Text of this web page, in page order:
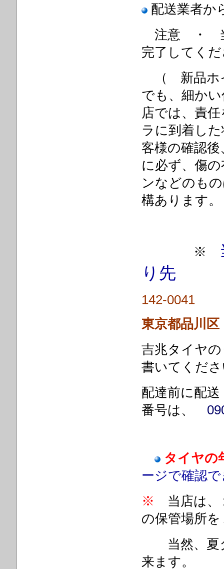
配送業者
注意 ・ 当
完了してく
（ 新品
でも、細か
店では、責
ラに到着し
客様の確認
に必ず、傷
ンなどのも
構あります。
※
り先
142-0041
東京都品
吉兆タイヤ
書いてくだ
配達前に配
番号は、
タイヤ
ージで確認
※
当店は
の保管場所
当然、夏タ
来ます。